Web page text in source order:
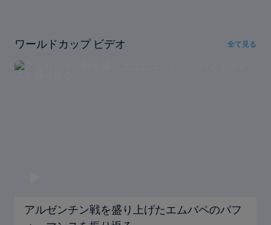
ワールドカップ ビデオ 全て見る
アルゼンチン戦を盛り上げたエムバペのパフ